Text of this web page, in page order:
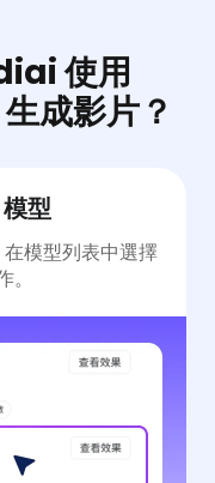
使用
成影片？
型
模型列表中選擇